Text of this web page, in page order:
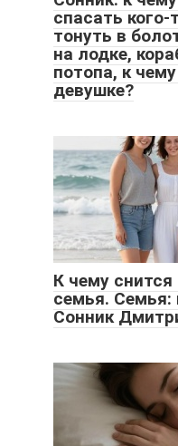
спасать
тонуть в
на лодке,
потопа, к
девушке?
К чему
семья. Семья:
Сонник